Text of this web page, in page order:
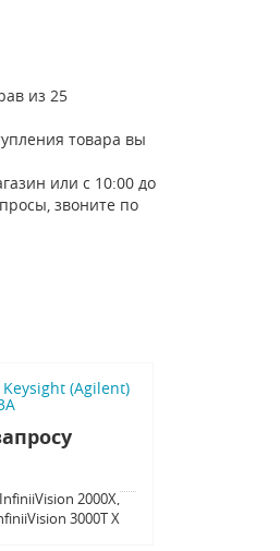
из 25
товара вы
или с 10:00 до
звоните по
(Agilent)
2000X,
3000T X